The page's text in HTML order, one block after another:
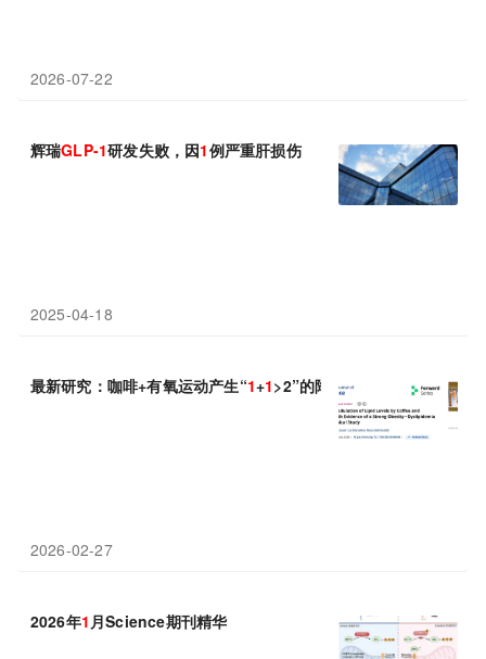
2026-07-22
辉瑞GLP-1研发失败，因1例严重肝损伤
2025-04-18
最新研究：咖啡+有氧运动产生“1+1>2”的降脂奇迹
2026-02-27
2026年1 月Science期刊精华